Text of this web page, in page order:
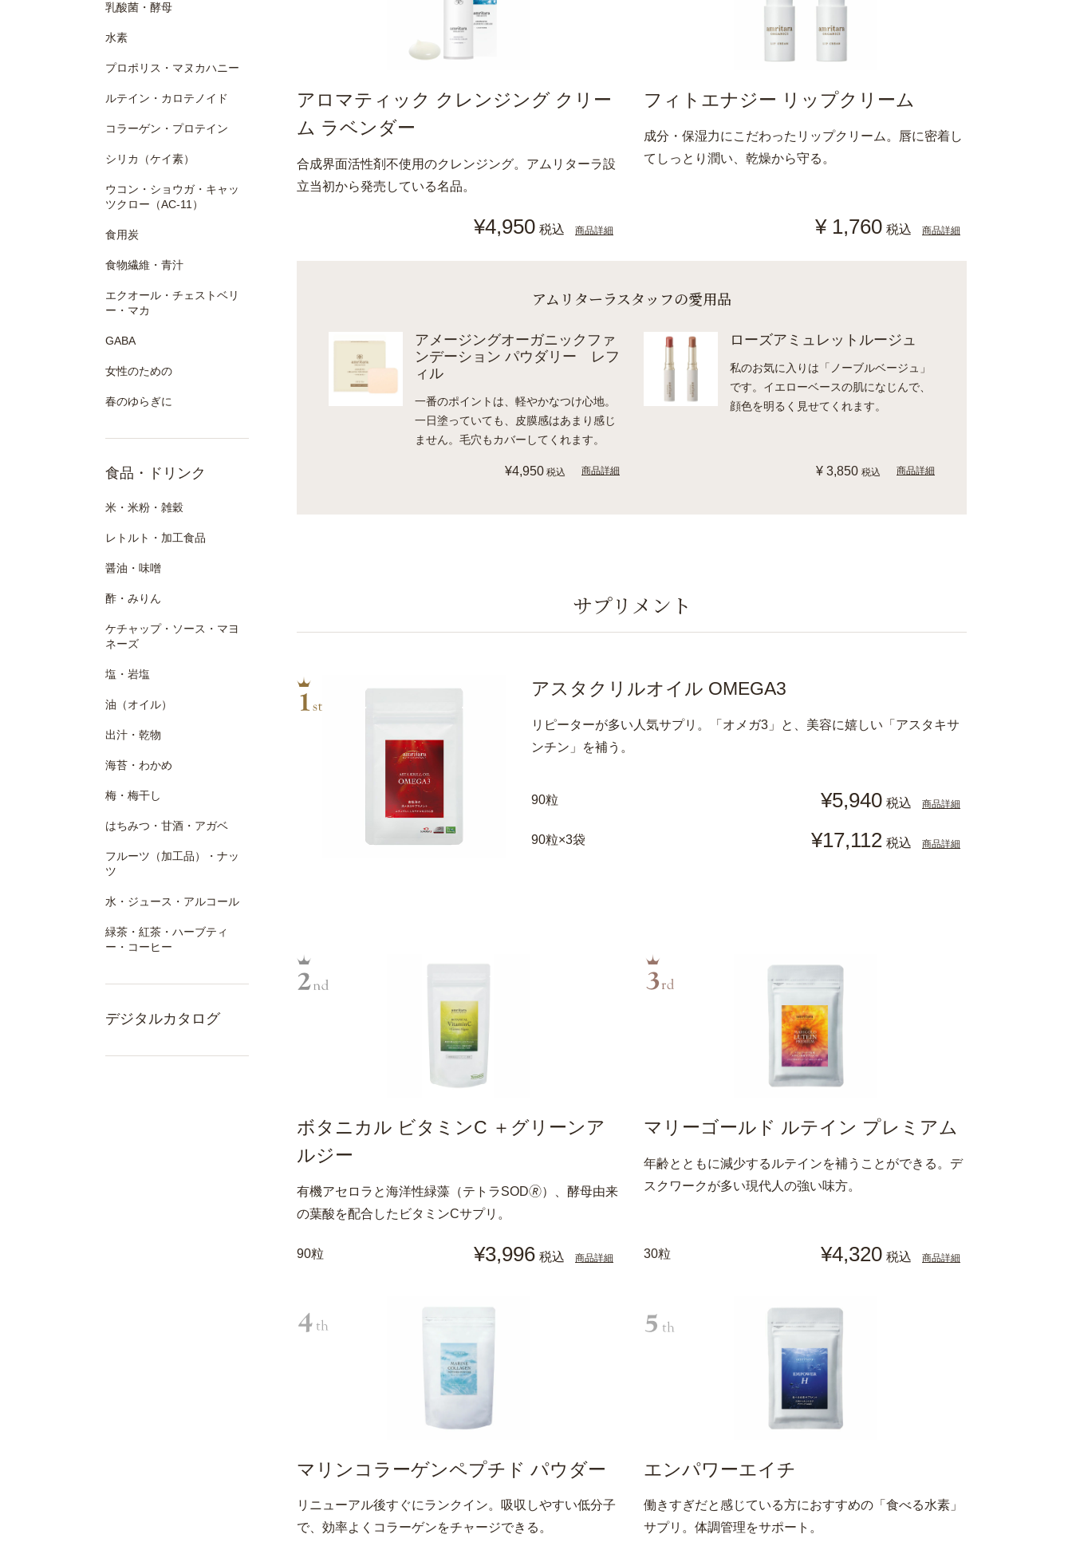
乳酸菌・酵母
水素
プロポリス・マヌカハニー
ルテイン・カロテノイド
コラーゲン・プロテイン
シリカ（ケイ素）
ウコン・ショウガ・キャッ
ツクロー（AC-11）
食用炭
食物繊維・青汁
エクオール・チェストベリ
ー・マカ
GABA
女性のための
春のゆらぎに
食品・ドリンク
米・米粉・雑穀
レトルト・加工食品
醤油・味噌
酢・みりん
ケチャップ・ソース・マヨ
ネーズ
塩・岩塩
油（オイル）
出汁・乾物
海苔・わかめ
梅・梅干し
はちみつ・甘酒・アガベ
フルーツ（加工品）・ナッ
ツ
水・ジュース・アルコール
緑茶・紅茶・ハーブティ
ー・コーヒー
デジタルカタログ
アロマティック クレンジング クリー
ム ラベンダー
合成界面活性剤不使用のクレンジング。アムリターラ設
立当初から発売している名品。
¥4,950 税込 商品詳細
フィトエナジー リップクリーム
成分・保湿力にこだわったリップクリーム。唇に密着し
てしっとり潤い、乾燥から守る。
¥ 1,760 税込 商品詳細
アムリターラスタッフの愛用品
アメージングオーガニックファ
ンデーション パウダリー レフ
ィル
一番のポイントは、軽やかなつけ心地。
一日塗っていても、皮膜感はあまり感じ
ません。毛穴もカバーしてくれます。
¥4,950 税込 商品詳細
ローズアミュレットルージュ
私のお気に入りは「ノーブルベージュ」
です。イエローベースの肌になじんで、
顔色を明るく見せてくれます。
¥ 3,850 税込 商品詳細
サプリメント
アスタクリルオイル OMEGA3
リピーターが多い人気サプリ。「オメガ3」と、美容に嬉しい「アスタキサ
ンチン」を補う。
90粒 ¥5,940 税込 商品詳細
90粒×3袋 ¥17,112 税込 商品詳細
ボタニカル ビタミンC ＋グリーンア
ルジー
有機アセロラと海洋性緑藻（テトラSOD🄬）、酵母由来
の葉酸を配合したビタミンCサプリ。
90粒 ¥3,996 税込 商品詳細
マリーゴールド ルテイン プレミアム
年齢とともに減少するルテインを補うことができる。デ
スクワークが多い現代人の強い味方。
30粒 ¥4,320 税込 商品詳細
マリンコラーゲンペプチド パウダー
リニューアル後すぐにランクイン。吸収しやすい低分子
で、効率よくコラーゲンをチャージできる。
エンパワーエイチ
働きすぎだと感じている方におすすめの「食べる水素」
サプリ。体調管理をサポート。